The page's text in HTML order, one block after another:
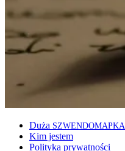
Duża SZWENDOMAPKA
Kim jestem
Polityka prywatności